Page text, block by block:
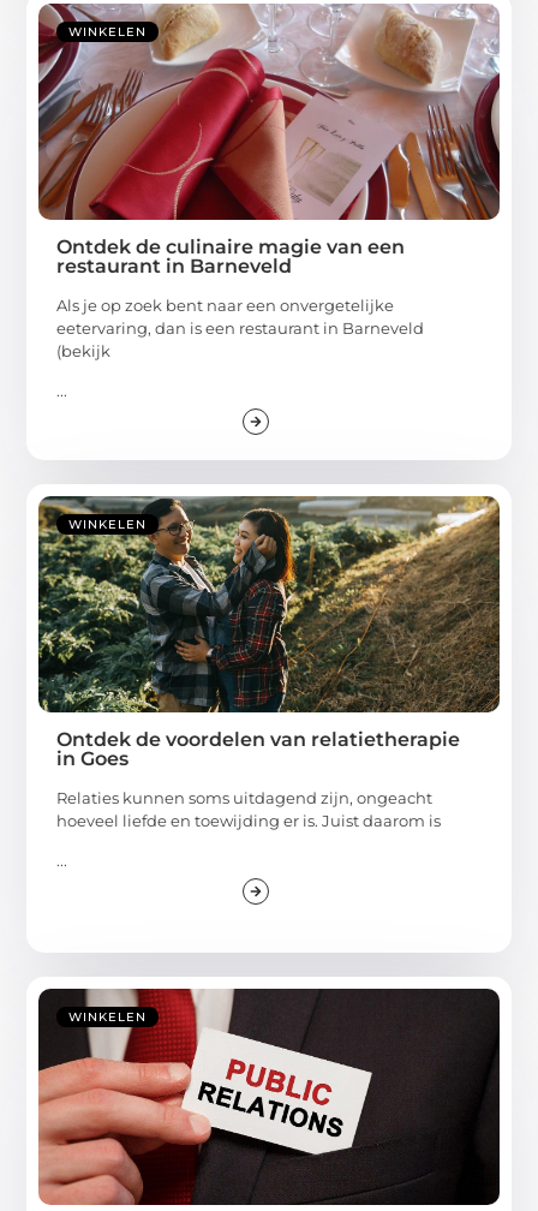
WINKELEN
Ontdek de culinaire magie van een
restaurant in Barneveld
Als je op zoek bent naar een onvergetelijke
eetervaring, dan is een restaurant in Barneveld
(bekijk
...
WINKELEN
Ontdek de voordelen van relatietherapie
in Goes
Relaties kunnen soms uitdagend zijn, ongeacht
hoeveel liefde en toewijding er is. Juist daarom is
...
WINKELEN